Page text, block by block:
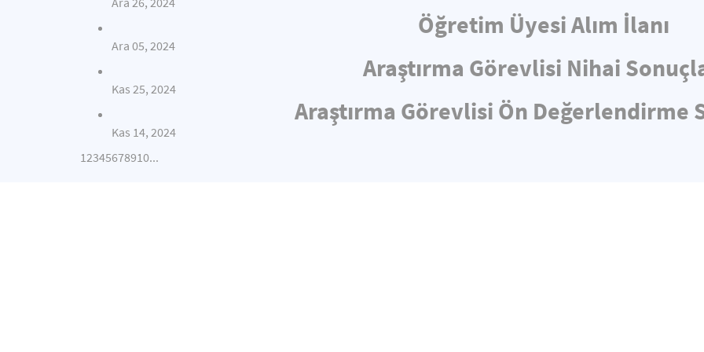
Öğretim Üyesi Alım İlanı
Ara 05, 2024
Araştırma Görevlisi Nihai
Kas 25, 2024
Araştırma Görevlisi Ön Değerlendirme
Kas 14, 2024
12345678910...